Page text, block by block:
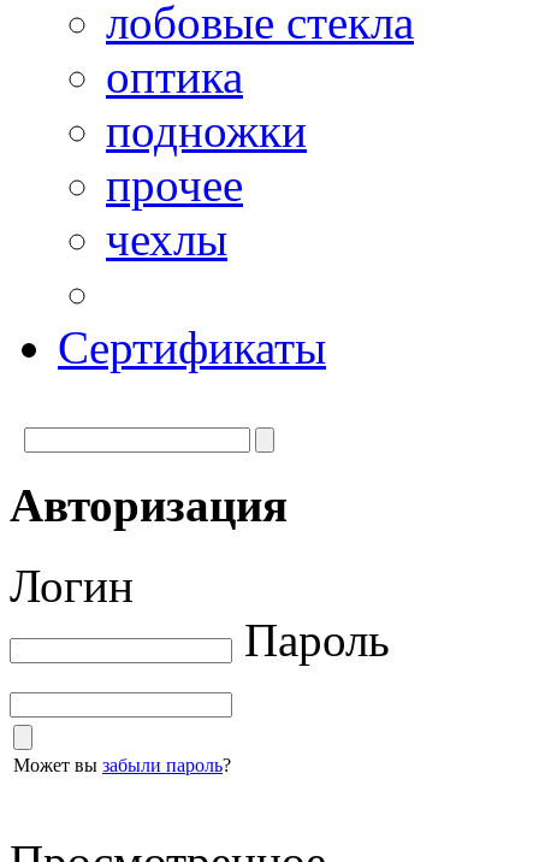
лобовые стекла
оптика
подножки
прочее
чехлы
Сертификаты
Авторизация
Логин
Пароль
Может вы забыли пароль?